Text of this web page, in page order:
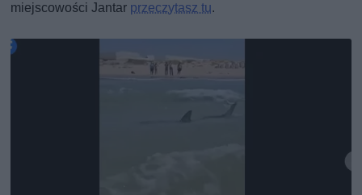
miejscowości Jantar przeczytasz tu.